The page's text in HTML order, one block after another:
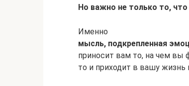
Но важно не только то,
Именно
мысль, подкрепленная
приносит вам то, на чем вы
то и приходит в вашу